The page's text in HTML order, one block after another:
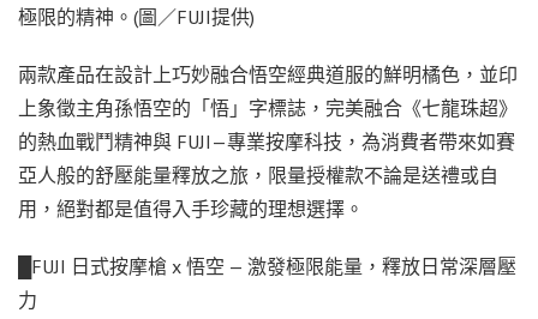
極限的精神。(圖／FUJI提供)
兩款產品在設計上巧妙融合悟空經典道服的鮮明橘色，並印
上象徵主角孫悟空的「悟」字標誌，完美融合《七龍珠超》
的熱血戰鬥精神與 FUJI—專業按摩科技，為消費者帶來如賽
亞人般的舒壓能量釋放之旅，限量授權款不論是送禮或自
用，絕對都是值得入手珍藏的理想選擇。
█FUJI 日式按摩槍 x 悟空 — 激發極限能量，釋放日常深層壓
力